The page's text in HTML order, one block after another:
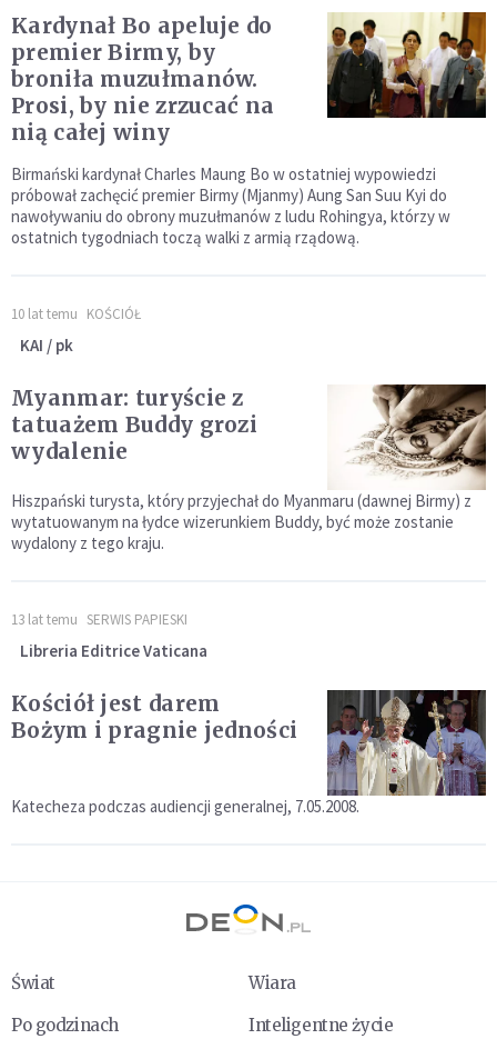
Kardynał Bo apeluje do
premier Birmy, by
broniła muzułmanów.
Prosi, by nie zrzucać na
nią całej winy
Birmański kardynał Charles Maung Bo w ostatniej wypowiedzi
próbował zachęcić premier Birmy (Mjanmy) Aung San Suu Kyi do
nawoływaniu do obrony muzułmanów z ludu Rohingya, którzy w
ostatnich tygodniach toczą walki z armią rządową.
10 lat temu KOŚCIÓŁ
KAI / pk
Myanmar: turyście z
tatuażem Buddy grozi
wydalenie
Hiszpański turysta, który przyjechał do Myanmaru (dawnej Birmy) z
wytatuowanym na łydce wizerunkiem Buddy, być może zostanie
wydalony z tego kraju.
13 lat temu SERWIS PAPIESKI
Libreria Editrice Vaticana
Kościół jest darem
Bożym i pragnie jedności
Katecheza podczas audiencji generalnej, 7.05.2008.
Świat
Wiara
Po godzinach
Inteligentne życie